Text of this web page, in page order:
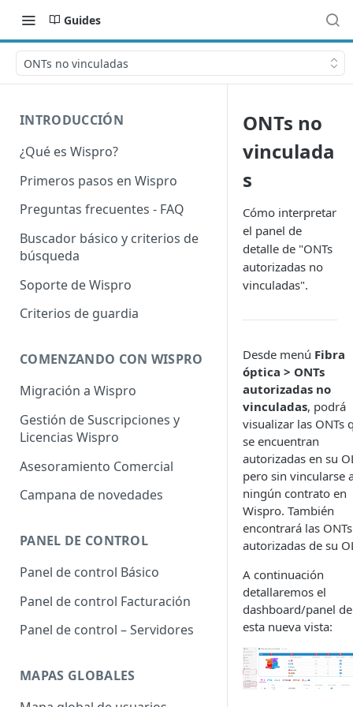
Guides
ONTs no vinculadas
INTRODUCCIÓN
¿Qué es Wispro?
Primeros pasos en Wispro
Preguntas frecuentes - FAQ
Buscador básico y criterios de
búsqueda
Soporte de Wispro
Criterios de guardia
COMENZANDO CON WISPRO
Migración a Wispro
Gestión de Suscripciones y
Licencias Wispro
Asesoramiento Comercial
Campana de novedades
PANEL DE CONTROL
Panel de control Básico
Panel de control Facturación
Panel de control – Servidores
MAPAS GLOBALES
ONTs no
vinculada
s
Cómo interpretar
el panel de
detalle de "ONTs
autorizadas no
vinculadas".
Desde menú Fibra
óptica > ONTs
autorizadas no
vinculadas, podrá
visualizar las ONTs
se encuentran
autorizadas en su
pero sin vincularse
ningún contrato en
Wispro. También
encontrará las
autorizadas de su
A continuación
detallaremos el
dashboard/panel de
esta nueva vista: